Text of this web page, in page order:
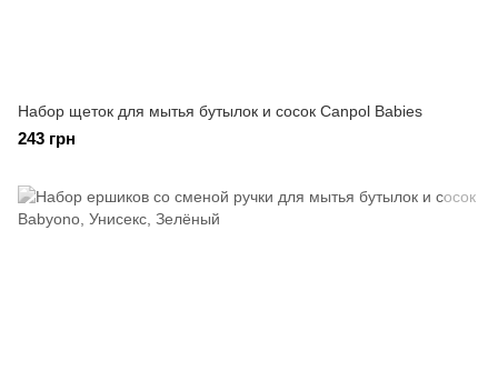
Набор щеток для мытья бутылок и сосок Canpol Babies
243 грн